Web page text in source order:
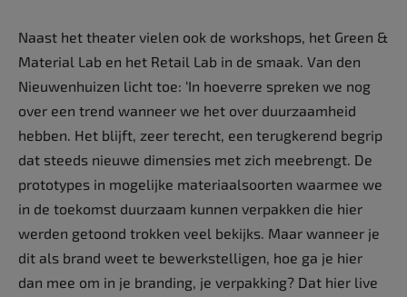
Naast het theater vielen ook de workshops, het Green &
Material Lab en het Retail Lab in de smaak. Van den
Nieuwenhuizen licht toe: ‘In hoeverre spreken we nog
over een trend wanneer we het over duurzaamheid
hebben. Het blijft, zeer terecht, een terugkerend begrip
dat steeds nieuwe dimensies met zich meebrengt. De
prototypes in mogelijke materiaalsoorten waarmee we
in de toekomst duurzaam kunnen verpakken die hier
werden getoond trokken veel bekijks. Maar wanneer je
dit als brand weet te bewerkstelligen, hoe ga je hier
dan mee om in je branding, je verpakking? Dat hier live